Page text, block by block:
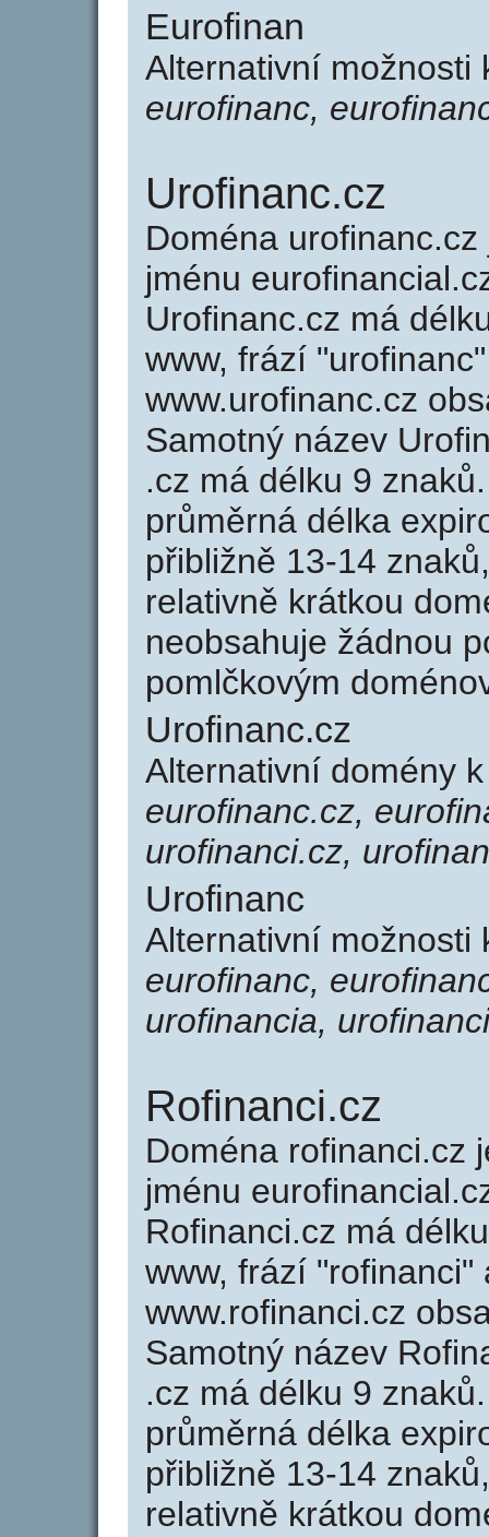
Eurofinan
Alternativní možnosti
eurofinanc,
Urofinanc.cz
Doména
jménu
Urofinanc.cz má
www, frází
www.urofinanc.cz
Samotný název
.cz má délku 9
průměrná délka
přibližně 13-14
relativně krátkou
neobsahuje žádnou
pomlčkovým
Urofinanc.cz
Alternativní domény
eurofinanc.cz,
urofinanci.cz,
Urofinanc
Alternativní možnosti
eurofinanc,
urofinancia,
Rofinanci.cz
Doména rofinanci.cz
jménu
Rofinanci.cz má
www, frází
www.rofinanci.cz
Samotný název
.cz má délku 9
průměrná délka
přibližně 13-14
relativně krátkou